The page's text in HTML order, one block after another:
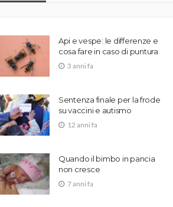
Api e vespe: le differenze e
cosa fare in caso di puntura
3 anni fa
Sentenza finale per la frode
su vaccini e autismo
12 anni fa
Quando il bimbo in pancia
non cresce
7 anni fa